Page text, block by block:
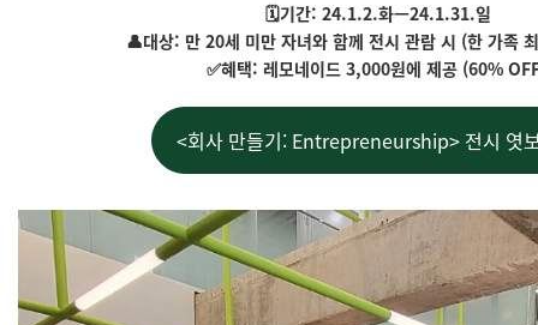
🗓️기간: 24.1.2.화ㅡ24.1.31.일
👤대상: 만 20세 미만 자녀와 함께 전시 관람 시 (한 가족
✅혜택: 레모네이드 3,000원에 제공 (60%
<회사 만들기: Entrepreneurship> 전시 엿